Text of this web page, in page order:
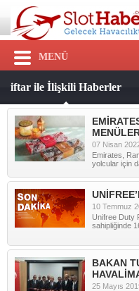
MENÜ
iftar ile İlişkili Haberler
07 Nisan
Emirates,
yolcular için
10 Temmuz
Unifree Duty
sahipliğinde
BAKAN
25 Mayıs